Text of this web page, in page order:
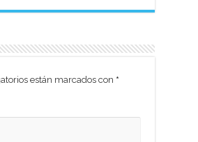
están marcados con *